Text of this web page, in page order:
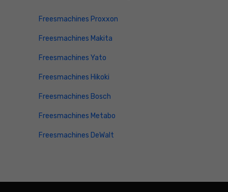
Freesmachines Proxxon
Freesmachines Makita
Freesmachines Yato
Freesmachines Hikoki
Freesmachines Bosch
Freesmachines Metabo
Freesmachines DeWalt